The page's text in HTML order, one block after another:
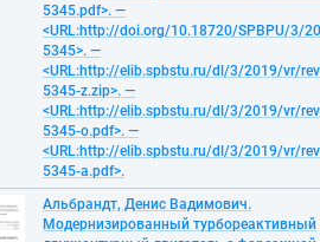
5345.pdf>. —
<URL:http://doi.org/10.18720/SPBPU/3/
5345>. —
<URL:http://elib.spbstu.ru/dl/3/2019/vr/
5345-z.zip>. —
<URL:http://elib.spbstu.ru/dl/3/2019/vr/
5345-o.pdf>. —
<URL:http://elib.spbstu.ru/dl/3/2019/vr/
5345-a.pdf>.
Альбрандт, Денис Вадимович.
Модернизированный турбореактивный